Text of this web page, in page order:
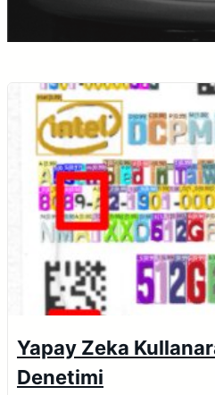
Yapay Zeka
Denetimi